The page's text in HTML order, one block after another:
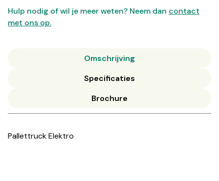
Hulp nodig of wil je meer weten? Neem dan contact
met ons op.
Omschrijving
Specificaties
Brochure
Pallettruck Elektro